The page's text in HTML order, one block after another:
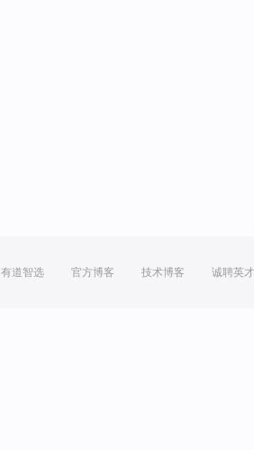
有道智选 官方博客 技术博客 诚聘英才